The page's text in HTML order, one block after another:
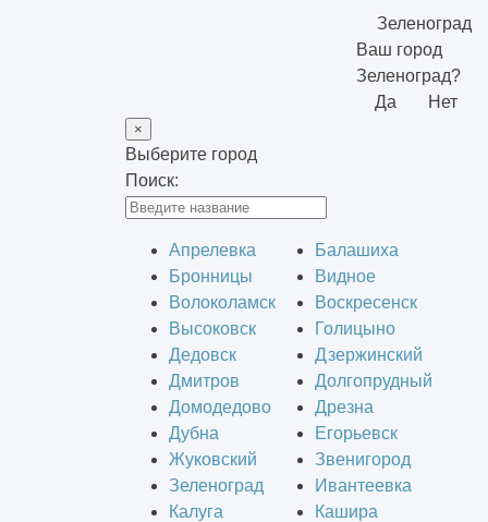
Зеленоград
Ваш город
Зеленоград?
Да
Нет
×
Выберите город
Поиск:
Апрелевка
Балашиха
Бронницы
Видное
Волоколамск
Воскресенск
Высоковск
Голицыно
Дедовск
Дзержинский
Дмитров
Долгопрудный
Домодедово
Дрезна
Дубна
Егорьевск
Жуковский
Звенигород
Зеленоград
Ивантеевка
Калуга
Кашира